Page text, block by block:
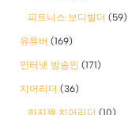
피트니스 보디빌더 (59)
유튜버 (169)
인터넷 방송인 (171)
치어리더 (36)
하지원 치어리더 (10)